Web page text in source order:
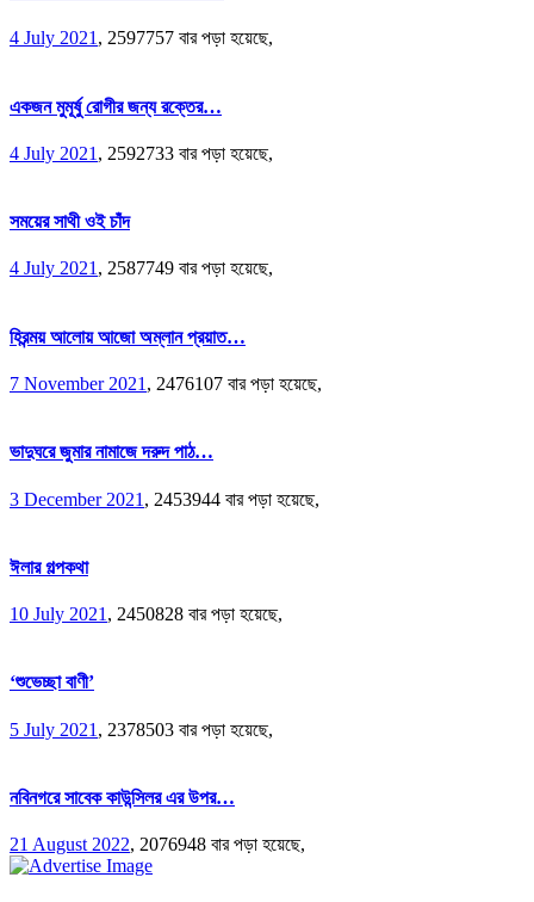
4 July 2021, 2597757 বার পড়া হয়েছে,
একজন মুমূর্ষু রোগীর জন্য রক্তের…
4 July 2021 , 2592733 বার পড়া হয়েছে,
সময়ের সাথী ওই চাঁদ
4 July 2021, 2587749 বার পড়া হয়েছে,
হিরন্ময় আলোয় আজো অম্লান প্রয়াত…
7 November 2021 , 2476107 বার পড়া হয়েছে,
ভাদুঘরে জুমার নামাজে দরুদ পাঠ…
3 December 2021 , 2453944 বার পড়া হয়েছে,
ঈলার গল্পকথা
10 July 2021 , 2450828 বার পড়া হয়েছে,
‘শুভেচ্ছা বাণী’
5 July 2021 , 2378503 বার পড়া হয়েছে,
নবিনগরে সাবেক কাউন্সিলর এর উপর…
21 August 2022, 2076948 বার পড়া হয়েছে,